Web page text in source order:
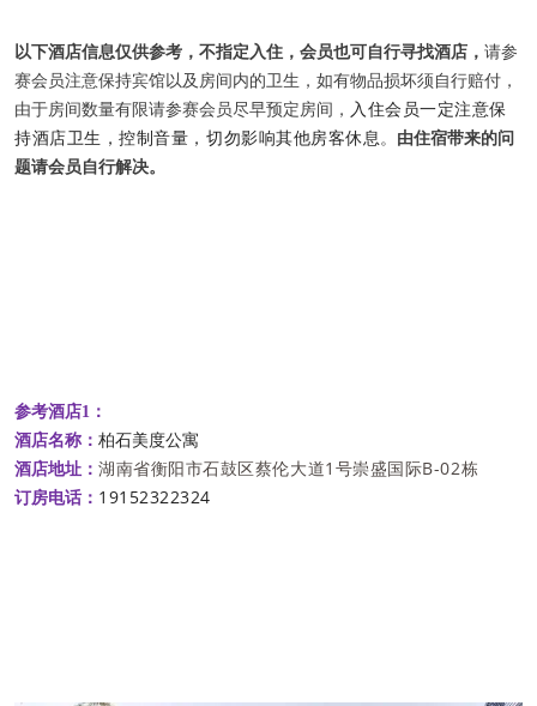
以下酒店信息仅供参考，不指定入住，会员也可自行寻找酒店， 请参
赛会员注意保持宾馆以及房间内的卫生，如有物品损坏须自行赔付，
由于房间数量有限请参赛会员尽早预定房间， 入住会员一定注意保
持酒店卫生，控制音量，切勿影响其他房客休息 。 由住宿带来的问
题请会员自行解决。
参考酒店1：
酒店名称： 柏石美度公寓
酒店地址： 湖南省衡阳市石鼓区蔡伦大道1号崇盛国际B-02栋
订房电话： 19152322324